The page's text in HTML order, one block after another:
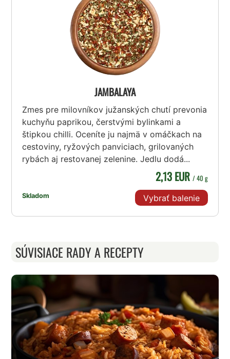
JAMBALAYA
Zmes pre milovníkov južanských chutí prevonia
kuchyňu paprikou, čerstvými bylinkami a
štipkou chilli. Oceníte ju najmä v omáčkach na
cestoviny, ryžových panviciach, grilovaných
rybách aj restovanej zelenine. Jedlu dodá...
Skladom
2,13 EUR / 40 g
Vybrať balenie
SÚVISIACE RADY A RECEPTY